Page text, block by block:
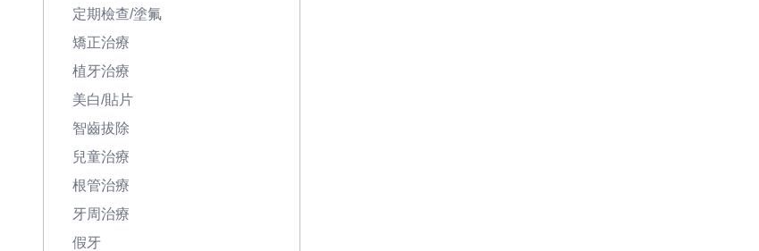
定期檢查/塗氟
矯正治療
植牙治療
美白/貼片
智齒拔除
兒童治療
根管治療
牙周治療
假牙